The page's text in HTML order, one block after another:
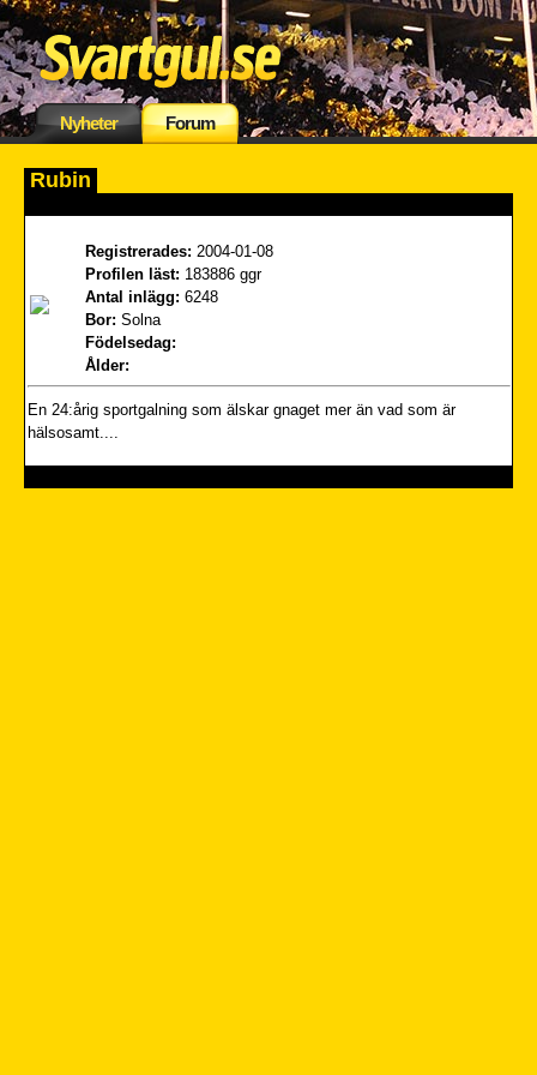
Nyheter Forum
Rubin
Registrerades: 2004-01-08
Profilen läst: 183886 ggr
Antal inlägg: 6248
Bor: Solna
Födelsedag:
Ålder:
En 24:årig sportgalning som älskar gnaget mer än vad som är
hälsosamt....